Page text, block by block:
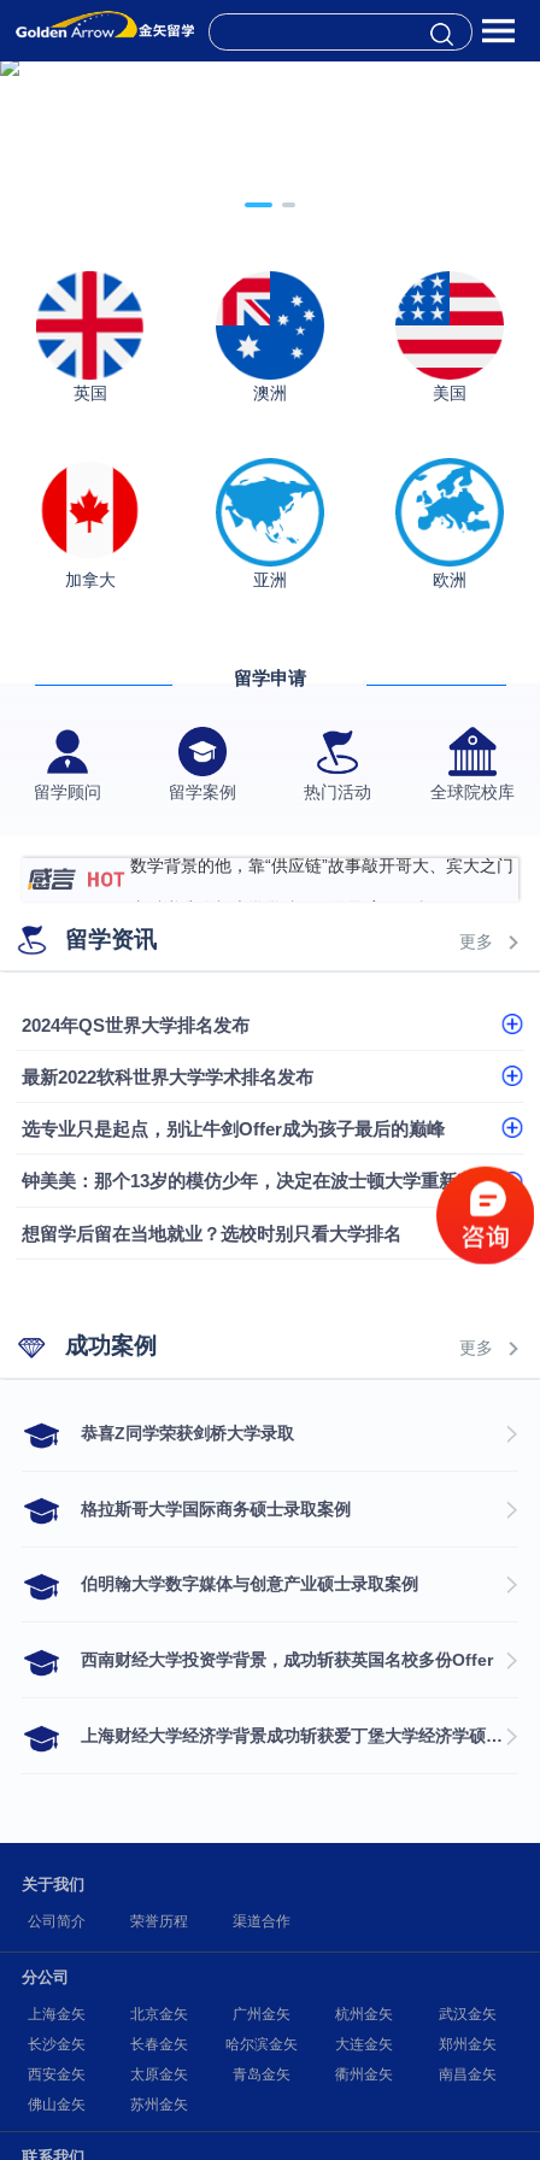
英国 澳洲 美国
加拿大 亚洲 欧洲
留学申请
留学顾问 留学案例 热门活动 全球院校库
格拉斯哥大学国际商务硕士录取案例
伯明翰大学数字媒体与创意产业硕士录取案例
西南财经大学投资学背景，成功斩获英国名校多份
硕士录取
数学背景的他，靠“供应链”故事敲开哥大、宾大之门
专科逆袭伦敦大学学院UCL录取案例解析
香港浸会大学伦理与公共事务硕士录取
融会计硕士实录
从上海财大2+2到谢菲尔德：低均分逆袭QS百强金
融会计硕士实录
​恭喜Z同学荣获剑桥大学录取
留学资讯 更多
2024年QS世界大学排名发布
最新2022软科世界大学学术排名发布
选专业只是起点，别让牛剑Offer成为孩子最后的巅峰
钟美美：那个13岁的模仿少年，决定在波士顿大学重新定义自己
想留学后留在当地就业？选校时别只看大学排名
成功案例 更多
​恭喜Z同学荣获剑桥大学录取
格拉斯哥大学国际商务硕士录取案例
伯明翰大学数字媒体与创意产业硕士录取案例
西南财经大学投资学背景，成功斩获英国名校多份Offer
上海财经大学经济学背景成功斩获爱丁堡大学经济学硕士录取
关于我们
公司简介 荣誉历程 渠道合作
分公司
上海金矢 北京金矢 广州金矢 杭州金矢
武汉金矢
长沙金矢
长春金矢 哈尔滨金矢 大连金矢
郑州金矢
西安金矢
太原金矢 青岛金矢 衢州金矢
南昌金矢
佛山金矢
苏州金矢